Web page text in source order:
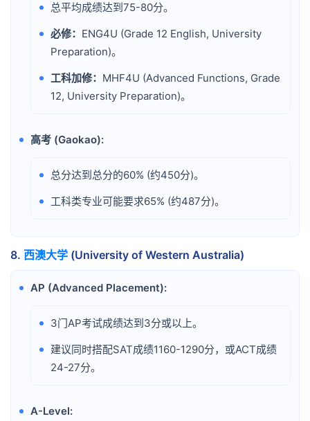
• 总平均成绩达到75-80分。
• 必修： ENG4U (Grade 12 English, University
Preparation)。
• 工科加修： MHF4U (Advanced Functions, Grade
12, University Preparation)。
• 高考 (Gaokao):
• 总分达到总分的60% (约450分)。
• 工科类专业可能要求65% (约487分)。
8. 西澳大学 (University of Western Australia)
• AP (Advanced Placement):
• 3门AP考试成绩达到3分或以上。
•
建议同时搭配SAT成绩1160-1290分，或ACT成绩
24-27分。
• A-Level: